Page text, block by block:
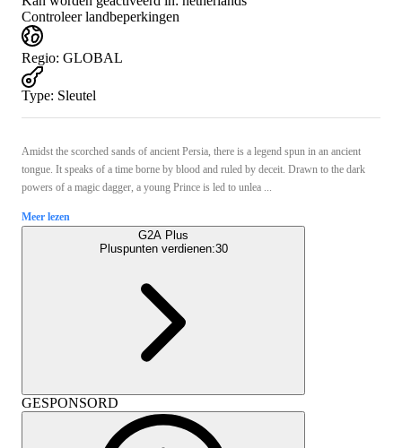
Controleer landbeperkingen
Regio: GLOBAL
Type: Sleutel
Amidst the scorched sands of ancient Persia, there is a legend spun in an ancient
tongue. It speaks of a time borne by blood and ruled by deceit. Drawn to the dark
powers of a magic dagger, a young Prince is led to unlea ...
Meer lezen
G2A Plus
Pluspunten verdienen:30
GESPONSORD